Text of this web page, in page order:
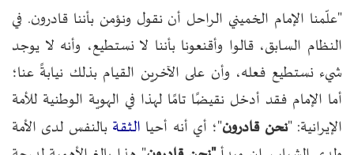
"علّمنا الإمام الخميني الراحل أن نقول ونؤمن بأننا قادرون. في
النظام السابق، قالوا وأقنعونا بأننا لا نستطيع، وأنه لا يوجد
شيء نستطيع فعله، وأن على الآخرين القيام بذلك نيابةً عنا؛
أما الإمام فقد أدخل نقيضًا تامًا لهذا في الهوية الوطنية للأمة
الإيرانية: "نحن قادرون"؛ أي أنه أحيا الثقة بالنفس لدى الأمة